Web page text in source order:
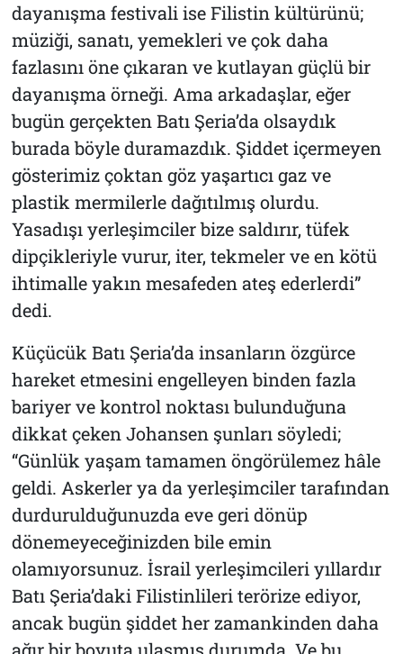
dayanışma festivali ise Filistin kültürünü;
müziği, sanatı, yemekleri ve çok daha
fazlasını öne çıkaran ve kutlayan güçlü bir
dayanışma örneği. Ama arkadaşlar, eğer
bugün gerçekten Batı Şeria’da olsaydık
burada böyle duramazdık. Şiddet içermeyen
gösterimiz çoktan göz yaşartıcı gaz ve
plastik mermilerle dağıtılmış olurdu.
Yasadışı yerleşimciler bize saldırır, tüfek
dipçikleriyle vurur, iter, tekmeler ve en kötü
ihtimalle yakın mesafeden ateş ederlerdi”
dedi.
Küçücük Batı Şeria’da insanların özgürce
hareket etmesini engelleyen binden fazla
bariyer ve kontrol noktası bulunduğuna
dikkat çeken Johansen şunları söyledi;
“Günlük yaşam tamamen öngörülemez hâle
geldi. Askerler ya da yerleşimciler tarafından
durdurulduğunuzda eve geri dönüp
dönemeyeceğinizden bile emin
olamıyorsunuz. İsrail yerleşimcileri yıllardır
Batı Şeria’daki Filistinlileri terörize ediyor,
ancak bugün şiddet her zamankinden daha